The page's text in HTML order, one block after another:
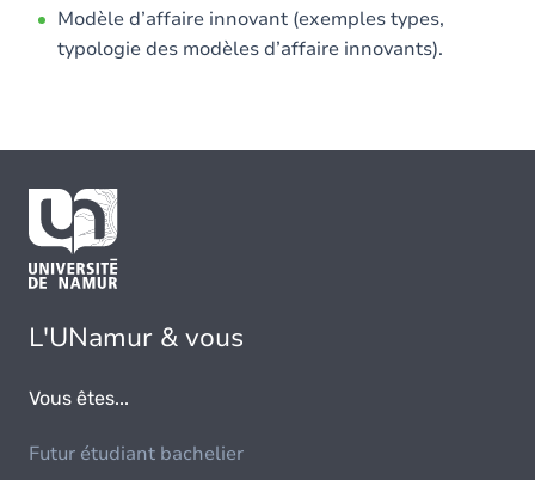
Modèle d’affaire innovant (exemples types,
typologie des modèles d’affaire innovants).
L'UNamur & vous
Vous êtes...
Futur étudiant bachelier